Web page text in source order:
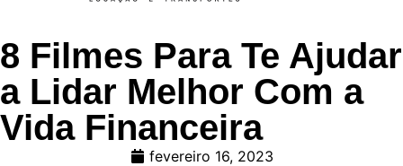
8 Filmes Para Te Ajudar
a Lidar Melhor Com a
Vida Financeira
fevereiro 16, 2023